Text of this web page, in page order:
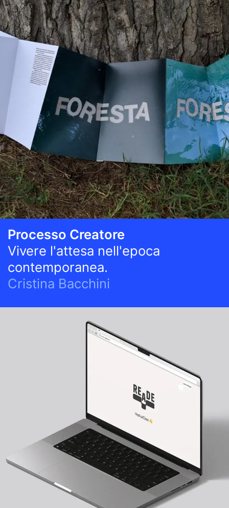
Processo Creatore
Vivere l'attesa nell'epoca
contemporanea.
Cristina Bacchini